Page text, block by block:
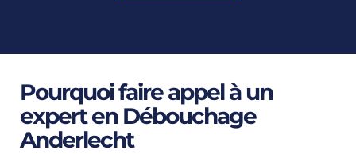
Pourquoi faire appel à un
expert en Débouchage
Anderlecht